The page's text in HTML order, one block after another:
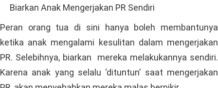
Biarkan Anak Mengerjakan PR Sendiri
Peran orang tua di sini hanya boleh membantunya
ketika anak mengalami kesulitan dalam mengerjakan
PR. Selebihnya, biarkan mereka melakukannya sendiri.
Karena anak yang selalu ‘dituntun’ saat mengerjakan